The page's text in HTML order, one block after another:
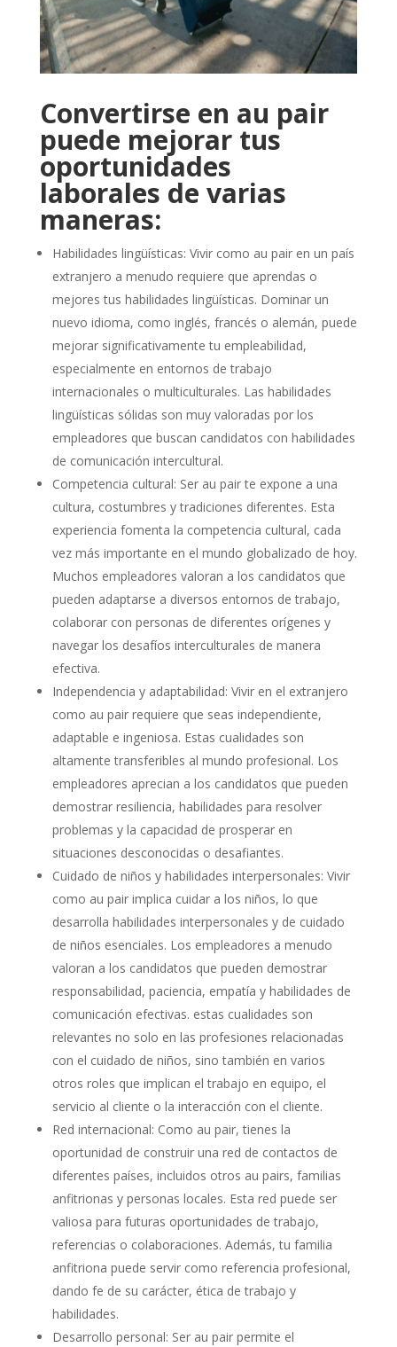
Convertirse en au pair
puede mejorar tus
oportunidades
laborales de varias
maneras:
Habilidades lingüísticas: Vivir como au pair en un país
extranjero a menudo requiere que aprendas o
mejores tus habilidades lingüísticas. Dominar un
nuevo idioma, como inglés, francés o alemán, puede
mejorar significativamente tu empleabilidad,
especialmente en entornos de trabajo
internacionales o multiculturales. Las habilidades
lingüísticas sólidas son muy valoradas por los
empleadores que buscan candidatos con habilidades
de comunicación intercultural.
Competencia cultural: Ser au pair te expone a una
cultura, costumbres y tradiciones diferentes. Esta
experiencia fomenta la competencia cultural, cada
vez más importante en el mundo globalizado de hoy.
Muchos empleadores valoran a los candidatos que
pueden adaptarse a diversos entornos de trabajo,
colaborar con personas de diferentes orígenes y
navegar los desafíos interculturales de manera
efectiva.
Independencia y adaptabilidad: Vivir en el extranjero
como au pair requiere que seas independiente,
adaptable e ingeniosa. Estas cualidades son
altamente transferibles al mundo profesional. Los
empleadores aprecian a los candidatos que pueden
demostrar resiliencia, habilidades para resolver
problemas y la capacidad de prosperar en
situaciones desconocidas o desafiantes.
Cuidado de niños y habilidades interpersonales: Vivir
como au pair implica cuidar a los niños, lo que
desarrolla habilidades interpersonales y de cuidado
de niños esenciales. Los empleadores a menudo
valoran a los candidatos que pueden demostrar
responsabilidad, paciencia, empatía y habilidades de
comunicación efectivas. estas cualidades son
relevantes no solo en las profesiones relacionadas
con el cuidado de niños, sino también en varios
otros roles que implican el trabajo en equipo, el
servicio al cliente o la interacción con el cliente.
Red internacional: Como au pair, tienes la
oportunidad de construir una red de contactos de
diferentes países, incluidos otros au pairs, familias
anfitrionas y personas locales. Esta red puede ser
valiosa para futuras oportunidades de trabajo,
referencias o colaboraciones. Además, tu familia
anfitriona puede servir como referencia profesional,
dando fe de su carácter, ética de trabajo y
habilidades.
Desarrollo personal: Ser au pair permite el